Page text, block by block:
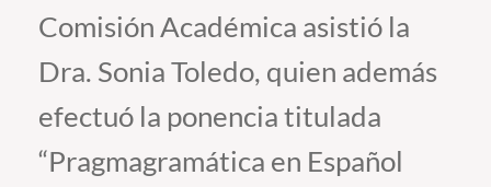
Comisión Académica asistió la
Dra. Sonia Toledo, quien además
efectuó la ponencia titulada
“Pragmagramática en Español